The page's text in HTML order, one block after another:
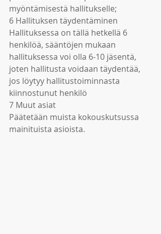
myöntämisestä hallitukselle;
6 Hallituksen täydentäminen
Hallituksessa on tällä hetkellä 6
henkilöä, sääntöjen mukaan
hallituksessa voi olla 6-10 jäsentä,
joten hallitusta voidaan täydentää,
jos löytyy hallitustoiminnasta
kiinnostunut henkilö
7 Muut asiat
Päätetään muista kokouskutsussa
mainituista asioista.